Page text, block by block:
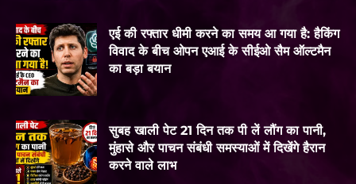
एई की रफ्तार धीमी करने का समय आ गया है: हैकिंग
विवाद के बीच ओपन एआई के सीईओ सैम ऑल्टमैन
का बड़ा बयान
सुबह खाली पेट 21 दिन तक पी लें लौंग का पानी,
मुंहासे और पाचन संबंधी समस्याओं में दिखेंगे हैरान
करने वाले लाभ